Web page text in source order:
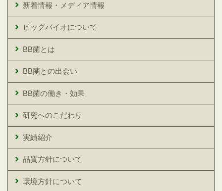
新着情報・メディア情報
ビッグバイオについて
BB菌とは
BB菌との出会い
BB菌の働き・効果
研究へのこだわり
実績紹介
品質方針について
環境方針について